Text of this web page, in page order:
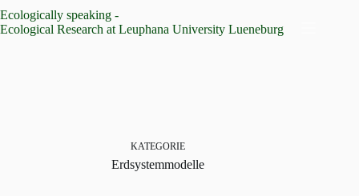
Inhalt
springen
Ecologically speaking -
Ecological Research at Leuphana University Lueneburg
KATEGORIE
Erdsystemmodelle